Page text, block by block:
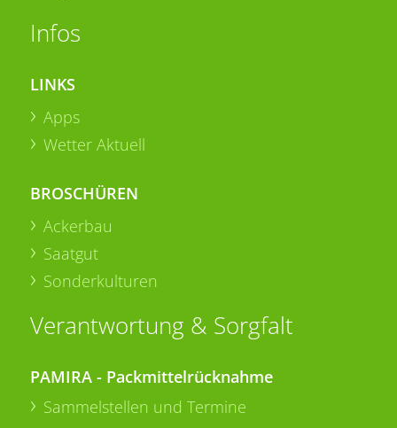
Infos
LINKS
Apps
Wetter Aktuell
BROSCHÜREN
Ackerbau
Saatgut
Sonderkulturen
Verantwortung & Sorgfalt
PAMIRA - Packmittelrücknahme
Sammelstellen und Termine